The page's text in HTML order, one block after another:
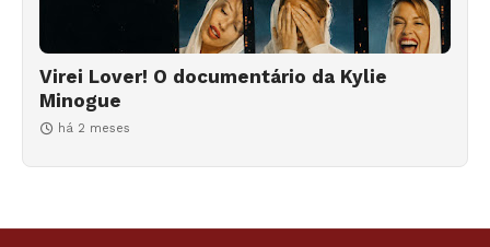
Virei Lover! O documentário da Kylie
Minogue
há 2 meses